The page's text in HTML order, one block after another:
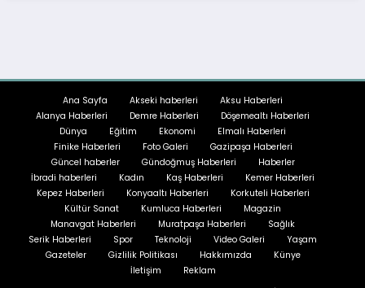
Ana Sayfa Akseki haberleri
Aksu Haberleri
Alanya Haberleri
Demre Haberleri
Döşemealtı Haberleri
Dünya
Eğitim Ekonomi
Elmalı Haberleri
Finike Haberleri
Foto Galeri
Gazipaşa Haberleri
Güncel haberler
Gündoğmuş Haberleri
Haberler
İbradi haberleri
Kadın Kaş Haberleri
Kemer Haberleri
Kepez Haberleri
Konyaaltı Haberleri
Korkuteli Haberleri
Kültür Sanat
Kumluca Haberleri
Magazin
Manavgat Haberleri
Muratpaşa Haberleri
Sağlık
Serik Haberleri
Spor Teknoloji Video Galeri
Yaşam
Gazeteler
Gizlilik Politikası Hakkımızda
Künye
İletişim
Reklam